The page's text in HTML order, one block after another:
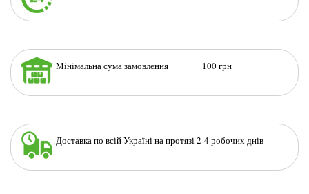
Мінімальна сума замовлення 100 грн
Доставка по всій Україні на протязі 2-4 робочих днів